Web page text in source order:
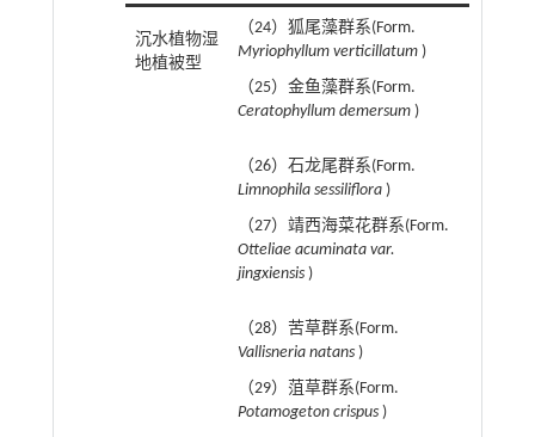
沉水植物湿
地植被型
（24）狐尾藻群系(Form.
Myriophyllum verticillatum)
（25）金鱼藻群系(Form.
Ceratophyllum demersum)
（26）石龙尾群系(Form.
Limnophila sessiliflora)
（27）靖西海菜花群系(Form.
Otteliae acuminata var.
jingxiensis)
（28）苦草群系(Form.
Vallisneria natans)
（29）菹草群系(Form.
Potamogeton crispus)